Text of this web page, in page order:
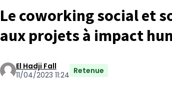
Le coworking social et
aux projets à impact
El Hadji Fall
11/04/2023 11:24 Retenue